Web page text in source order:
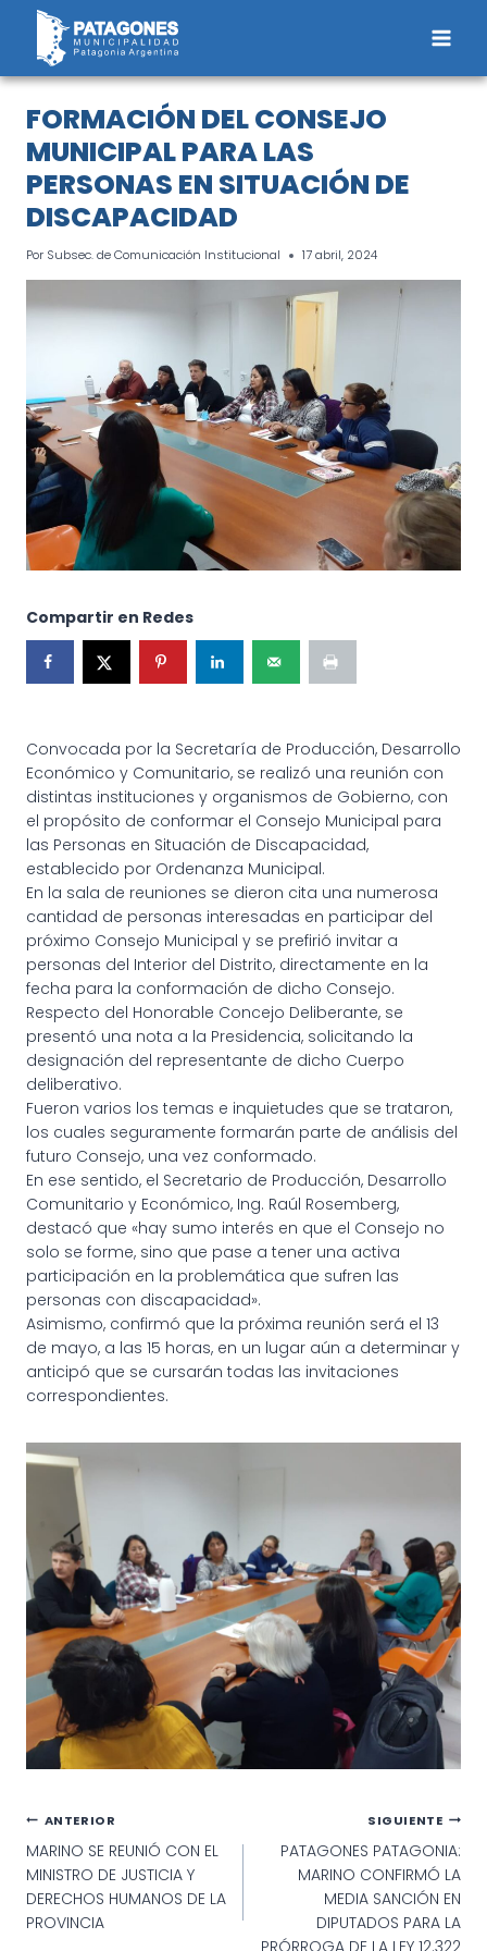
Saltar
contenido
FORMACIÓN DEL CONSEJO
MUNICIPAL PARA LAS
PERSONAS EN SITUACIÓN DE
DISCAPACIDAD
Por Subsec. de Comunicación Institucional 17 abril, 2024
Compartir en Redes
Convocada por la Secretaría de Producción, Desarrollo
Económico y Comunitario, se realizó una reunión con
distintas instituciones y organismos de Gobierno, con
el propósito de conformar el Consejo Municipal para
las Personas en Situación de Discapacidad,
establecido por Ordenanza Municipal.
En la sala de reuniones se dieron cita una numerosa
cantidad de personas interesadas en participar del
próximo Consejo Municipal y se prefirió invitar a
personas del Interior del Distrito, directamente en la
fecha para la conformación de dicho Consejo.
Respecto del Honorable Concejo Deliberante, se
presentó una nota a la Presidencia, solicitando la
designación del representante de dicho Cuerpo
deliberativo.
Fueron varios los temas e inquietudes que se trataron,
los cuales seguramente formarán parte de análisis del
futuro Consejo, una vez conformado.
En ese sentido, el Secretario de Producción, Desarrollo
Comunitario y Económico, Ing. Raúl Rosemberg,
destacó que «hay sumo interés en que el Consejo no
solo se forme, sino que pase a tener una activa
participación en la problemática que sufren las
personas con discapacidad».
Asimismo, confirmó que la próxima reunión será el 13
de mayo, a las 15 horas, en un lugar aún a determinar y
anticipó que se cursarán todas las invitaciones
correspondientes.
Navegación
de
entradas
ANTERIOR
MARINO SE REUNIÓ CON EL
MINISTRO DE JUSTICIA Y
DERECHOS HUMANOS DE LA
PROVINCIA
SIGUIENTE
PATAGONES PATAGONIA:
MARINO CONFIRMÓ LA
MEDIA SANCIÓN EN
DIPUTADOS PARA LA
PRÓRROGA DE LA LEY 12.322